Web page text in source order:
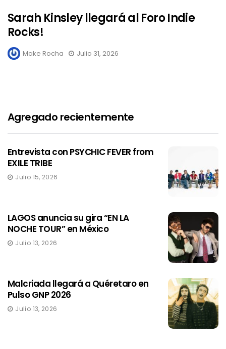
Sarah Kinsley llegará al Foro Indie
Rocks!
Make Rocha Julio 31, 2026
Agregado recientemente
Entrevista con PSYCHIC FEVER from
EXILE TRIBE
Julio 15, 2026
LAGOS anuncia su gira “EN LA
NOCHE TOUR” en México
Julio 13, 2026
Malcriada llegará a Quéretaro en
Pulso GNP 2026
Julio 13, 2026